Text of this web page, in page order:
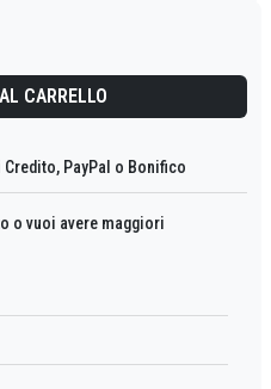
CARRELLO
PayPal o Bonifico
o vuoi avere maggiori